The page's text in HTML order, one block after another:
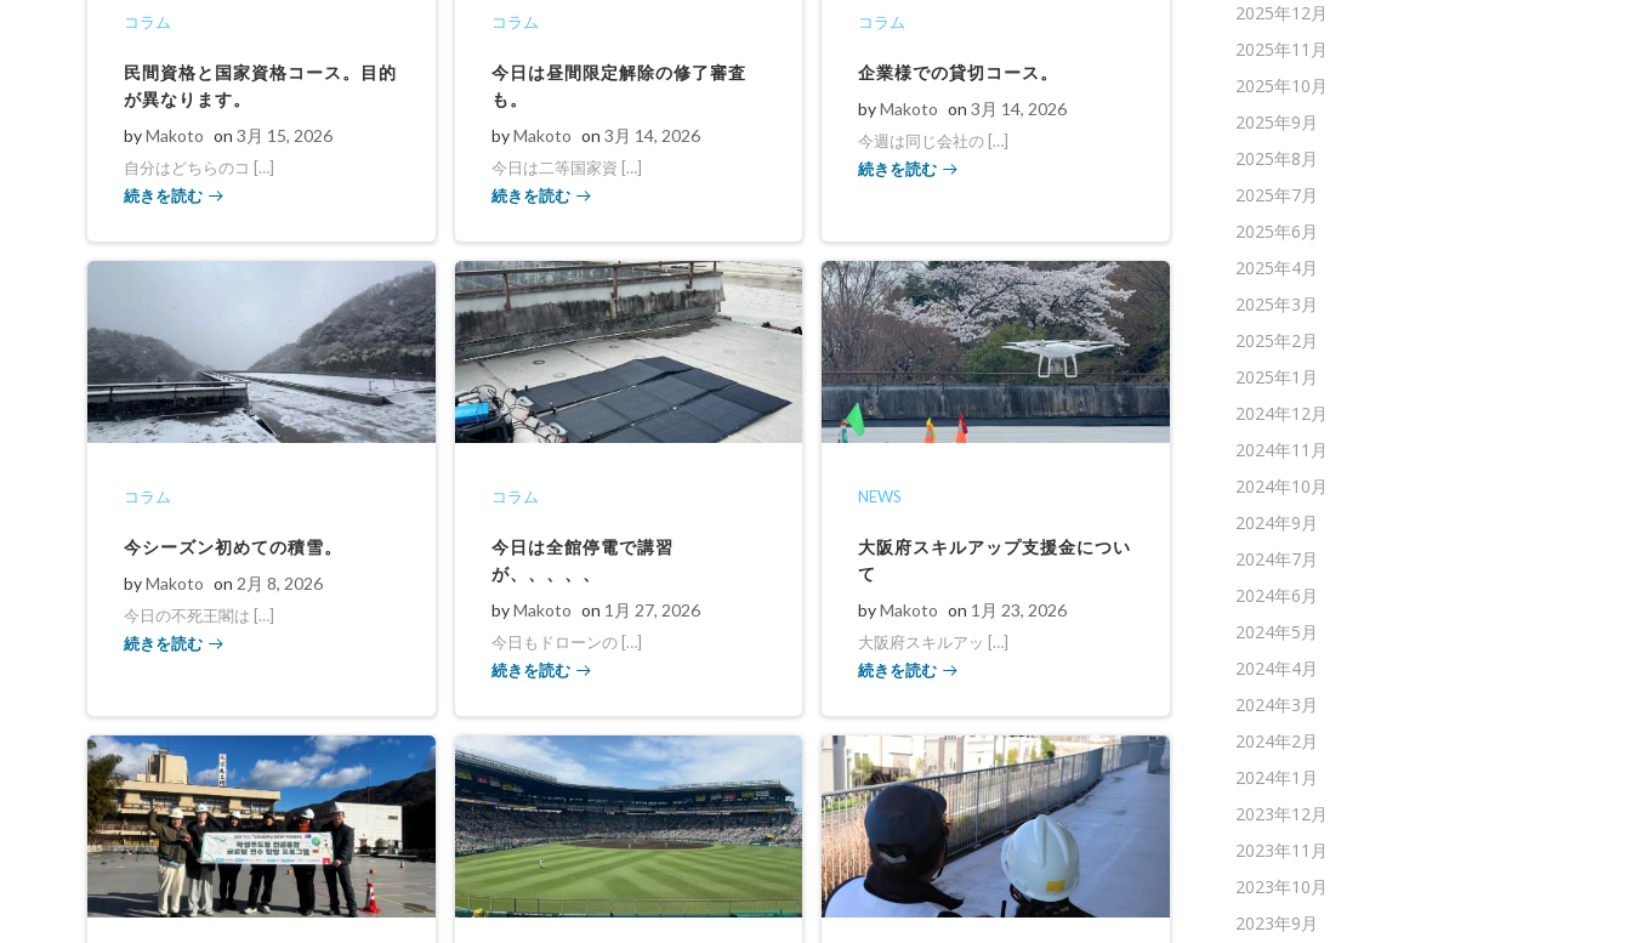
コラム
民間資格と国家資格コース。目的
が異なります。
byMakoto on 3月 15, 2026
自分はどちらのコ […]
続きを読む
コラム
今日は昼間限定解除の修了審査
も。
byMakoto on 3月 14, 2026
今日は二等国家資 […]
続きを読む
コラム
企業様での貸切コース。
byMakoto on 3月 14, 2026
今週は同じ会社の […]
続きを読む
コラム
今シーズン初めての積雪。
byMakoto on 2月 8, 2026
今日の不死王閣は […]
続きを読む
コラム
今日は全館停電で講習
が、、、、、
byMakoto on 1月 27, 2026
今日もドローンの […]
続きを読む
NEWS
大阪府スキルアップ支援金につい
て
byMakoto on 1月 23, 2026
大阪府スキルアッ […]
続きを読む
2025年12月
2025年11月
2025年10月
2025年9月
2025年8月
2025年7月
2025年6月
2025年4月
2025年3月
2025年2月
2025年1月
2024年12月
2024年11月
2024年10月
2024年9月
2024年7月
2024年6月
2024年5月
2024年4月
2024年3月
2024年2月
2024年1月
2023年12月
2023年11月
2023年10月
2023年9月